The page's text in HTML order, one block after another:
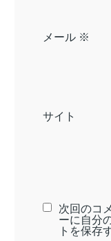
メール ※
サイト
次回のコ
ーに自分
トを保存